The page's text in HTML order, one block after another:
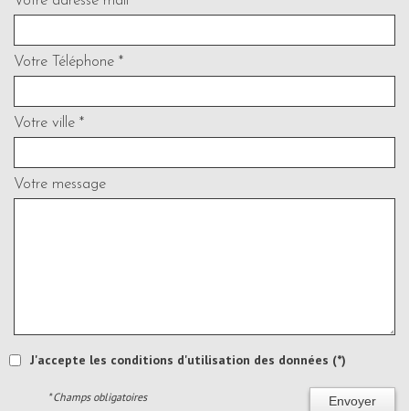
Votre Téléphone *
Votre ville *
Votre message
J'accepte les conditions d'utilisation des données (*)
Envoyer
* Champs obligatoires